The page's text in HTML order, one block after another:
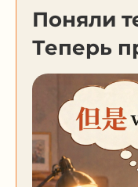
Поняли
Теперь